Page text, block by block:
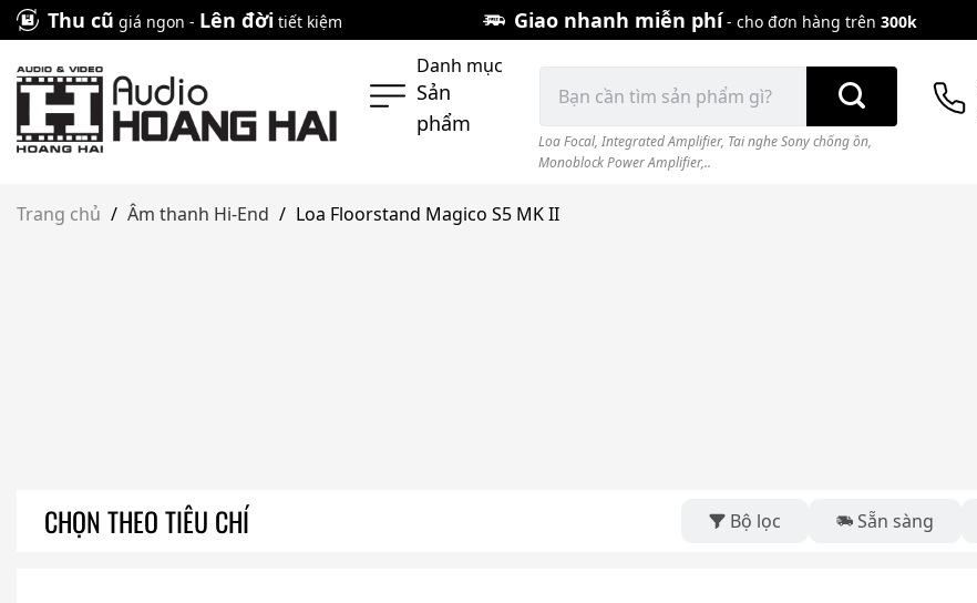
Skip
to
content
Thu cũ giá ngon - Lên đời tiết kiệm Giao nhanh miễn phí- cho đơn hàng trên 300k
Danh mục
Sản
phẩm
kiếm:
Loa Focal, Integrated Amplifier, Tai nghe Sony chống ồn,
Monoblock Power Amplifier,..
Trang chủ / Âm thanh Hi-End / Loa Floorstand Magico S5 MK II
CHỌN THEO TIÊU CHÍ Bộ lọc Sẵn sàng